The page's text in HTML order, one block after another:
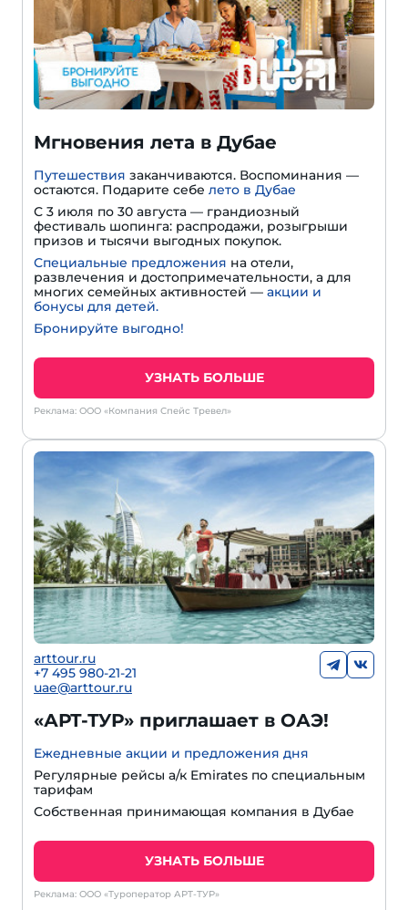
Мгновения лета в Дубае
Путешествия заканчиваются. Воспоминания —
остаются. Подарите себе лето в Дубае
С 3 июля по 30 августа — грандиозный
фестиваль шопинга: распродажи, розыгрыши
призов и тысячи выгодных покупок.
Специальные предложения на отели,
развлечения и достопримечательности, а для
многих семейных активностей — акции и
бонусы для детей.
Бронируйте выгодно!
УЗНАТЬ БОЛЬШЕ
Реклама: ООО «Компания Спейс Тревел»
arttour.ru
+7 495 980-21-21
uae@arttour.ru
«АРТ-ТУР» приглашает в ОАЭ!
Ежедневные акции и предложения дня
Регулярные рейсы а/к Emirates по специальным
тарифам
Собственная принимающая компания в Дубае
УЗНАТЬ БОЛЬШЕ
Реклама: ООО «Туроператор АРТ-ТУР»